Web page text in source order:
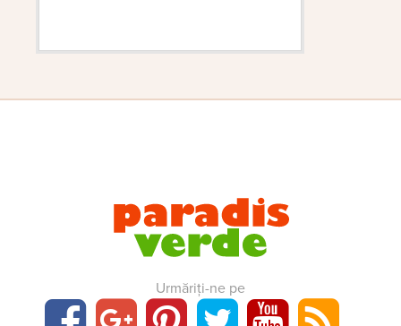
Urmăriți-ne pe